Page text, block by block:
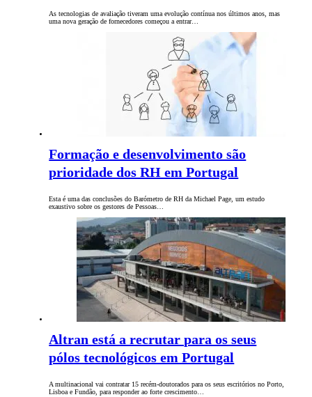
As tecnologias de avaliação tiveram uma evolução contínua nos últimos anos, mas
uma nova geração de fornecedores começou a entrar…
Formação e desenvolvimento são
prioridade dos RH em Portugal
Esta é uma das conclusões do Barómetro de RH da Michael Page, um estudo
exaustivo sobre os gestores de Pessoas…
Altran está a recrutar para os seus
pólos tecnológicos em Portugal
A multinacional vai contratar 15 recém-doutorados para os seus escritórios no Porto,
Lisboa e Fundão, para responder ao forte crescimento…